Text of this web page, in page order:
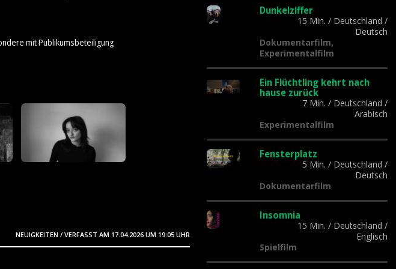
mit Publikumsbeteiligung
NEUIGKEITEN / VERFASST AM 17.04.2026 UM 19:05 UHR
Dunkelziffer
15 Min. / Deutschland /
Deutsch
Dokumentarfilm,
Experimentalfilm
Ein Flüchtling kehrt nach
hause zurück
7 Min. / Deutschland /
Arabisch
Experimentalfilm
Fensterplatz
5 Min. / Deutschland /
Deutsch
Dokumentarfilm
Insomnia
15 Min. / Deutschland /
Englisch
Spielfilm